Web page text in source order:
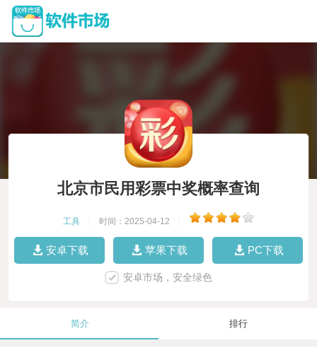
北京市民用彩票中奖概率查询
工具 时间：2025-04-12
安卓下载 苹果下载 PC下载
安卓市场，安全绿色
简介 排行